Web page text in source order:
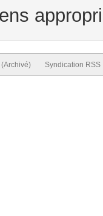
Syndication RSS